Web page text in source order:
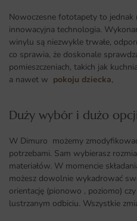
Nowoczesne fototapety to jednak
innowacyjna technologia.
winylu są niezwykle trwałe,
co sprawia, że doskonale
pomieszczeniach, takich jak
a nawet w pokoju dziecka,
Duży wybór i dużo
W Dimuro możemy
potrzebami. Sam wybierasz
materiałów. W momencie
możesz dowolnie wykadrować
orientację (pionowo , poziomo)
lustrzanym odbiciu. Wszystkie